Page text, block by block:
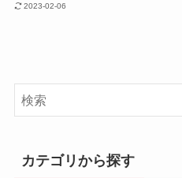
2023-02-06
カテゴリから探す